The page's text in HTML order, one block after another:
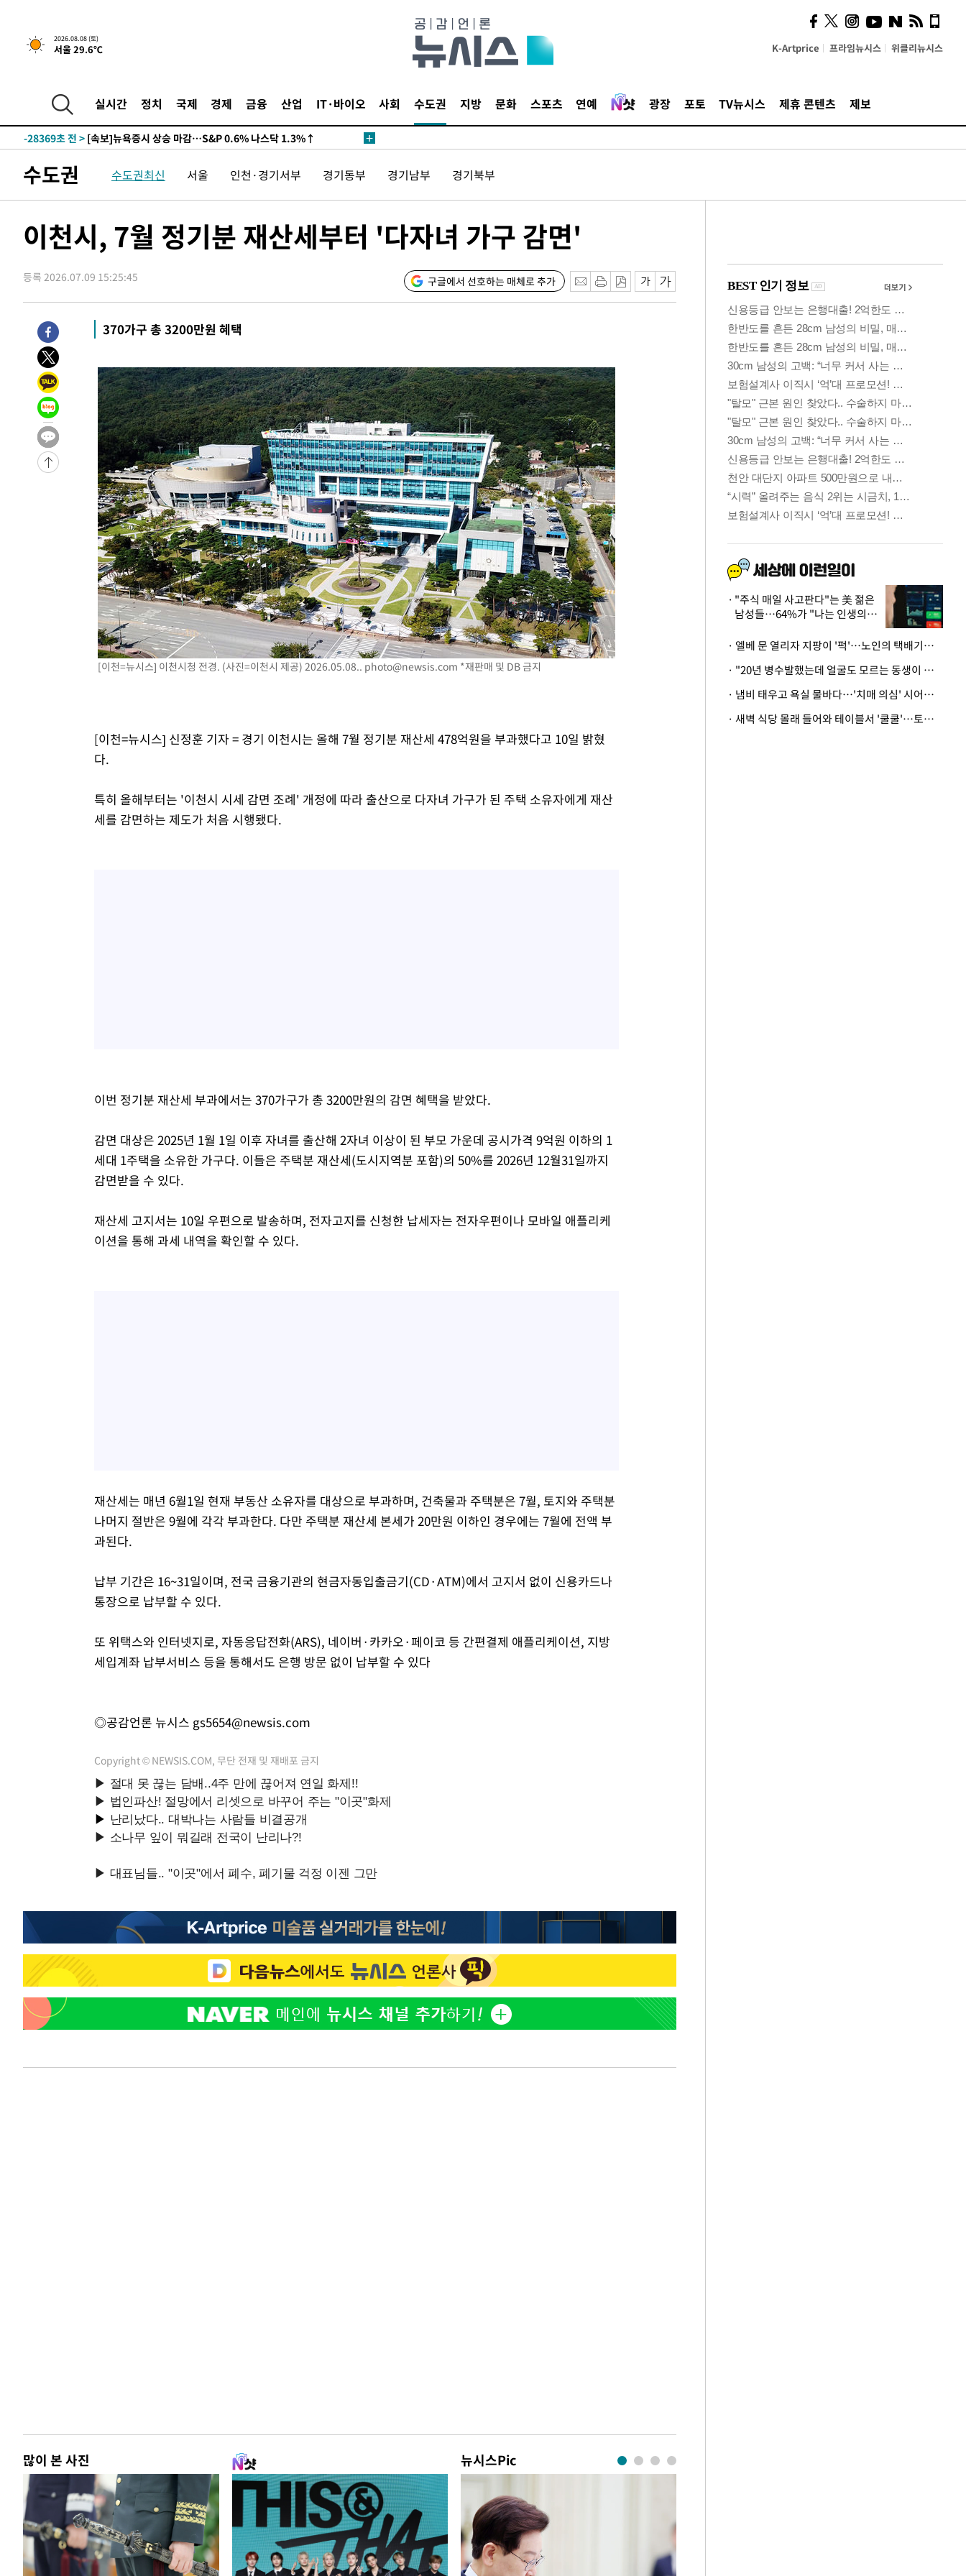
2026.08.08 (토)
서울 29.6℃ K-Artprice 프라임뉴시스 위클리뉴시스
실시간 정치 국제 경제 금융 산업 IT·바이오 사회 수도권 지방 문화 스포츠 연예 광장 포토 TV뉴시스 제휴 콘텐츠 제보
-28369초 전 > [속보]뉴욕증시 상승 마감…S&P 0.6% 나스닥 1.3%↑
수도권 수도권최신 서울 인천·경기서부 경기동부 경기남부 경기북부
이천시, 7월 정기분 재산세부터 '다자녀 가구 감면'
등록 2026.07.09 15:25:45 구글에서 선호하는 매체로 추가
370가구 총 3200만원 혜택
[이천=뉴시스] 이천시청 전경. (사진=이천시 제공) 2026.05.08.. photo@newsis.com *재판매 및 DB 금지
[이천=뉴시스] 신정훈 기자 = 경기 이천시는 올해 7월 정기분 재산세 478억원을 부과했다고 10일 밝혔
다.
특히 올해부터는 '이천시 시세 감면 조례' 개정에 따라 출산으로 다자녀 가구가 된 주택 소유자에게 재산
세를 감면하는 제도가 처음 시행됐다.
이번 정기분 재산세 부과에서는 370가구가 총 3200만원의 감면 혜택을 받았다.
감면 대상은 2025년 1월 1일 이후 자녀를 출산해 2자녀 이상이 된 부모 가운데 공시가격 9억원 이하의 1
세대 1주택을 소유한 가구다. 이들은 주택분 재산세(도시지역분 포함)의 50%를 2026년 12월31일까지
감면받을 수 있다.
재산세 고지서는 10일 우편으로 발송하며, 전자고지를 신청한 납세자는 전자우편이나 모바일 애플리케
이션을 통해 과세 내역을 확인할 수 있다.
재산세는 매년 6월1일 현재 부동산 소유자를 대상으로 부과하며, 건축물과 주택분은 7월, 토지와 주택분
나머지 절반은 9월에 각각 부과한다. 다만 주택분 재산세 본세가 20만원 이하인 경우에는 7월에 전액 부
과된다.
납부 기간은 16~31일이며, 전국 금융기관의 현금자동입출금기(CD·ATM)에서 고지서 없이 신용카드나
통장으로 납부할 수 있다.
또 위택스와 인터넷지로, 자동응답전화(ARS), 네이버·카카오·페이코 등 간편결제 애플리케이션, 지방
세입계좌 납부서비스 등을 통해서도 은행 방문 없이 납부할 수 있다
◎공감언론 뉴시스 gs5654@newsis.com
Copyright © NEWSIS.COM, 무단 전재 및 재배포 금지
많이 본 사진 뉴시스Pic
시, 스마트폰 액세서리에
NFC 더했다
"주식 매일 사고판다"는 美 젊은
남성들…64%가 "나는 인생의
· 엘베 문 열리자 지팡이 '퍽'…노인의 택배기사 폭행 이유
· "20년 병수발했는데 얼굴도 모르는 동생이 유산 절반을"…배다른 형제 상속권 있을까
· 냄비 태우고 욕실 물바다…'치매 의심' 시어머니 검사 권유했다가 '날벼락'
· 새벽 식당 몰래 들어와 테이블서 '쿨쿨'…토사물 남기고 사라진 남성